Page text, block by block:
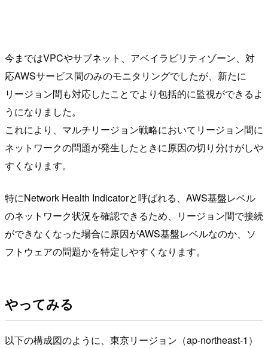
今まではVPCやサブネット、アベイラビリティゾーン、対
応AWSサービス間のみのモニタリングでしたが、新たに
リージョン間も対応したことでより包括的に監視ができるよ
うになりました。
これにより、マルチリージョン戦略においてリージョン間に
ネットワークの問題が発生したときに原因の切り分けがしや
すくなります。
特にNetwork Health Indicatorと呼ばれる、AWS基盤レベル
のネットワーク状況を確認できるため、リージョン間で接続
ができなくなった場合に原因がAWS基盤レベルなのか、ソ
フトウェアの問題かを特定しやすくなります。
やってみる
以下の構成図のように、東京リージョン（ap-northeast-1）